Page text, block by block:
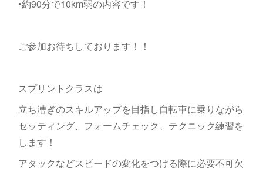
•約90分で10km弱の内容です！
ご参加お待ちしております！！
スプリントクラスは
立ち漕ぎのスキルアップを目指し自転車に乗りながら
セッティング、フォームチェック、テクニック練習を
します！
アタックなどスピードの変化をつける際に必要不可欠